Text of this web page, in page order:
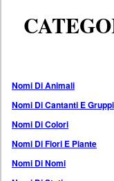
Nomi Di Animali
Nomi Di Cantanti E Gruppi
Nomi Di Colori
Nomi Di Fiori E Piante
Nomi Di Nomi